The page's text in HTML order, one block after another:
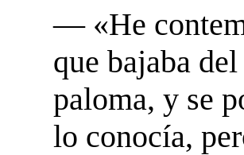
― «He
que bajaba
paloma, y se
lo conocía,